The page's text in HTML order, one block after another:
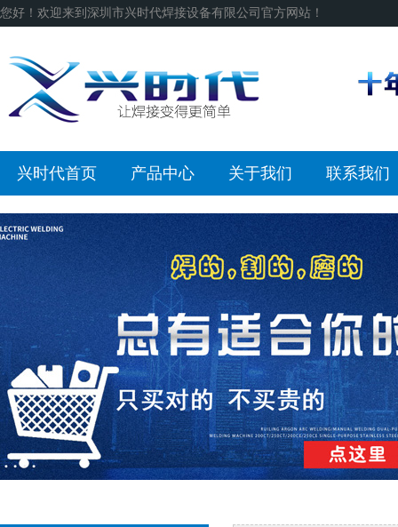
您好！欢迎来到深圳市兴时代焊接设备有限公司官方网站！
兴时代首页 产品中心 关于我们 联系我们